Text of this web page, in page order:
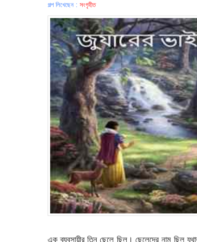
গল্প লিখেছেন : সংগৃহীত
এক ব্যবসায়ীর তিন ছেলে ছিল। ছেলেদের নাম ছিল